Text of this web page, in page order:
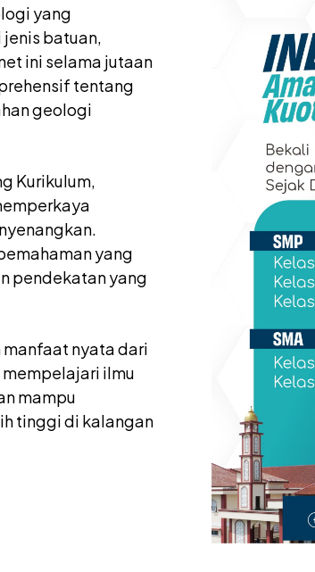
yang
batuan,
ini selama jutaan
tentang
geologi
Kurikulum,
yang
pendekatan yang
nyata dari
ilmu
mampu
tinggi di kalangan